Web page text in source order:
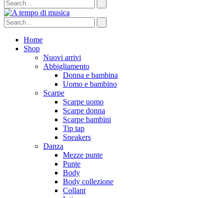
Home
Shop
Nuovi arrivi
Abbigliamento
Donna e bambina
Uomo e bambino
Scarpe
Scarpe uomo
Scarpe donna
Scarpe bambini
Tip tap
Sneakers
Danza
Mezze punte
Punte
Body
Body collezione
Collant